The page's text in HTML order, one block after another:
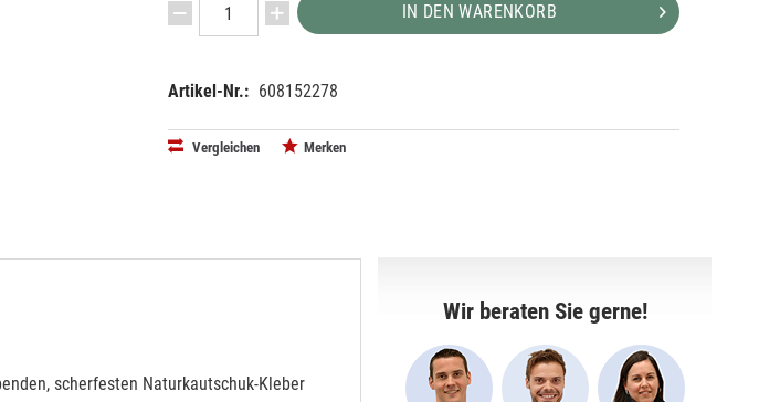
IN DEN WARENKORB
Artikel-Nr.: 608152278
Vergleichen Merken
scherfesten Naturkautschuk-Kleber
Wir beraten Sie gerne!